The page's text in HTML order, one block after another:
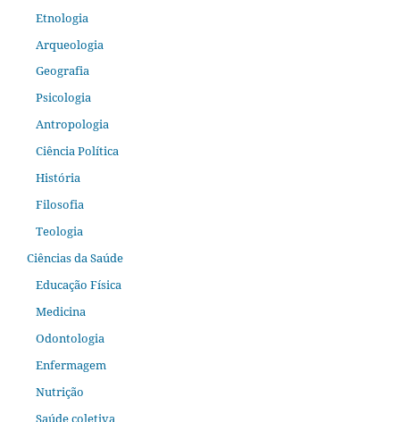
Etnologia
Arqueologia
Geografia
Psicologia
Antropologia
Ciência Política
História
Filosofia
Teologia
Ciências da Saúde
Educação Física
Medicina
Odontologia
Enfermagem
Nutrição
Saúde coletiva